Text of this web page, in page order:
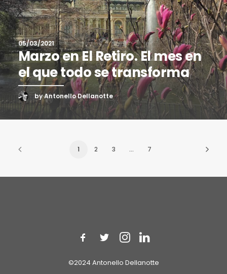
05/03/2021
Marzo en El Retiro. El mes en
el que todo se transforma
by Antonello Dellanotte
1 2 3 … 7
©2024 Antonello Dellanotte